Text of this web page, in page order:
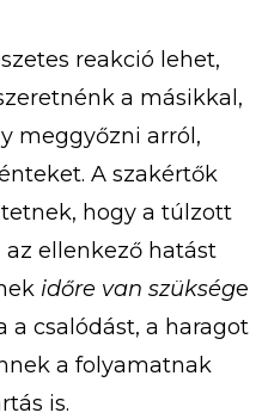
reakció lehet,
a másikkal,
meggyőzni arról,
A szakértők
hogy a túlzott
ellenkező hatást
időre van szüksége
a csalódást, a haragot
a folyamatnak
is.